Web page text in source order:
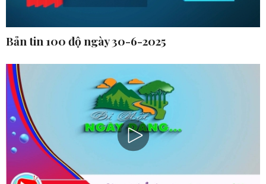
Bản tin 100 độ ngày 30-6-2025